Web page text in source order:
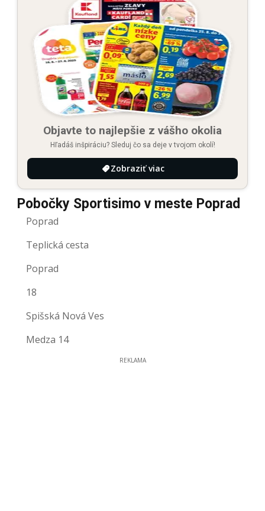
Objavte to najlepšie z vášho okolia
Hľadáš inšpiráciu? Sleduj čo sa deje v tvojom okolí!
Zobraziť viac
Pobočky Sportisimo v meste Poprad
Poprad
Teplická cesta
Poprad
18
Spišská Nová Ves
Medza 14
REKLAMA